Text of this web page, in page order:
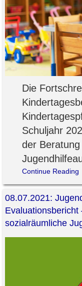
Die
Schuljahr
der
Continue Reading
08.07.2021:
Evaluationsbericht
sozialräumliche